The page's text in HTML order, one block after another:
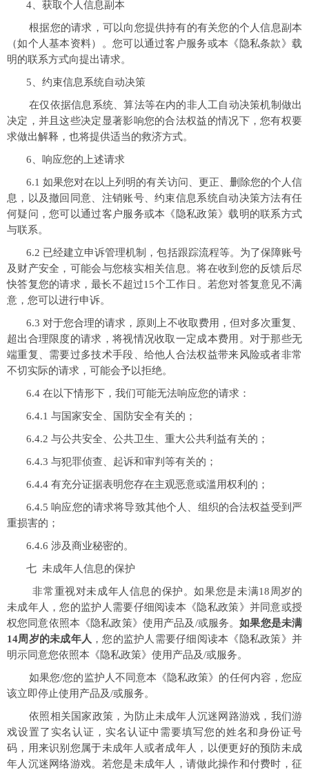
4、获取个人信息副本
根据您的请求，可以向您提供持有的有关您的个人信息副本
（如个人基本资料）。您可以通过客户服务或本《隐私条款》载
明的联系方式向提出请求。
5、约束信息系统自动决策
在仅依据信息系统、算法等在内的非人工自动决策机制做出
决定，并且这些决定显著影响您的合法权益的情况下，您有权要
求做出解释，也将提供适当的救济方式。
6、响应您的上述请求
6.1 如果您对在以上列明的有关访问、更正、删除您的个人信
息，以及撤回同意、注销账号、约束信息系统自动决策方法有任
何疑问，您可以通过客户服务或本《隐私政策》载明的联系方式
与联系。
6.2 已经建立申诉管理机制，包括跟踪流程等。为了保障账号
及财产安全，可能会与您核实相关信息。将在收到您的反馈后尽
快答复您的请求，最长不超过15个工作日。若您对答复意见不满
意，您可以进行申诉。
6.3 对于您合理的请求，原则上不收取费用，但对多次重复、
超出合理限度的请求，将视情况收取一定成本费用。对于那些无
端重复、需要过多技术手段、给他人合法权益带来风险或者非常
不切实际的请求，可能会予以拒绝。
6.4 在以下情形下，我们可能无法响应您的请求：
6.4.1 与国家安全、国防安全有关的；
6.4.2 与公共安全、公共卫生、重大公共利益有关的；
6.4.3 与犯罪侦查、起诉和审判等有关的；
6.4.4 有充分证据表明您存在主观恶意或滥用权利的；
6.4.5 响应您的请求将导致其他个人、组织的合法权益受到严
重损害的；
6.4.6 涉及商业秘密的。
七 未成年人信息的保护
非常重视对未成年人信息的保护。如果您是未满18周岁的
未成年人，您的监护人需要仔细阅读本《隐私政策》并同意或授
权您同意依照本《隐私政策》使用产品及/或服务。如果您是未满
14周岁的未成年人 ，您的监护人需要仔细阅读本《隐私政策》并
明示同意您依照本《隐私政策》使用产品及/或服务。
如果您/您的监护人不同意本《隐私政策》的任何内容，您应
该立即停止使用产品及/或服务。
依照相关国家政策，为防止未成年人沉迷网路游戏，我们游
戏设置了实名认证，实名认证中需要填写您的姓名和身份证号
码，用来识别您属于未成年人或者成年人，以便更好的预防未成
年人沉迷网络游戏。若您是未成年人，请做此操作和付费时，征